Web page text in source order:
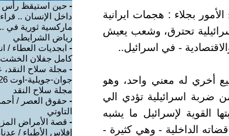
الأمور بجلاء : هجمات ايرانية
تحترق، وشعب يعيش
- في اسرائيل..
أخري له معني واحد، وهو
ضربة اسرائيلية تؤدي الي
القوية لإسرائيل ما يشبه
الداخلية - وهي كثيرة -
- حين استيقظ رأس
داخل الإنسان ..
ماركسية ثورية في
رياض الشرايطي
- ابجديات العطاء /
كامل جفلان الخشت
- مجلة سلاح النقد،
مجلة سلاح النقد
- حقوق العصر /
التاوتي
- قصة الأمراض
إفلاس الأطباء /